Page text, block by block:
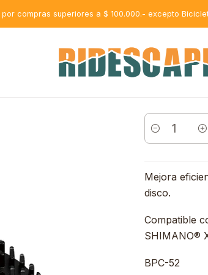
por compras superiores a $ 100.000.- excepto
con Disipador par Shimano XTR
Cantidad
Mejora
disco.
Compatible
SHIMANO®
BPC-52